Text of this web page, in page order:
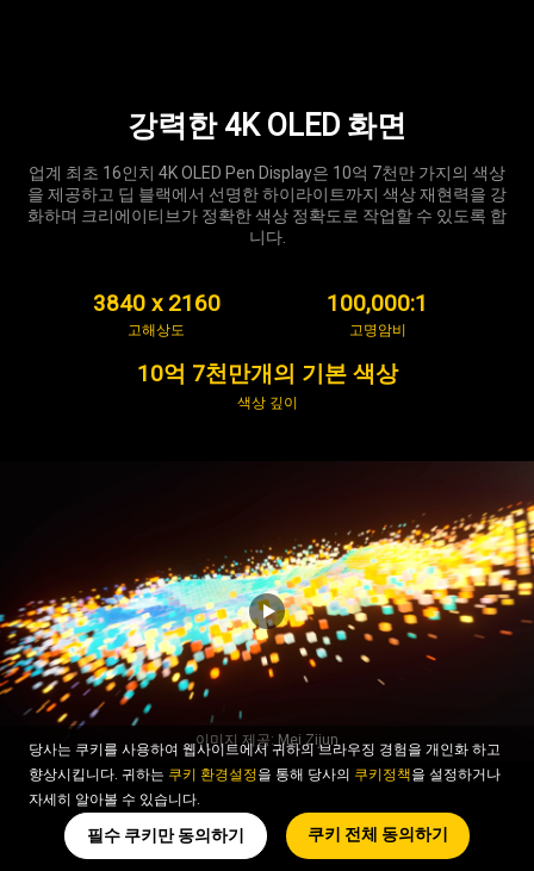
강력한 4K OLED 화면
업계 최초 16인치 4K OLED Pen Display은 10억 7천만 가지의 색상
을 제공하고 딥 블랙에서 선명한 하이라이트까지 색상 재현력을 강
화하며 크리에이티브가 정확한 색상 정확도로 작업할 수 있도록 합
니다.
3840 x 2160
고해상도
100,000:1
고명암비
10억 7천만개의 기본 색상
색상 깊이
이미지 제공: Mei Zijun
당사는 쿠키를 사용하여 웹사이트에서 귀하의 브라우징 경험을 개인화 하고
향상시킵니다. 귀하는 쿠키 환경설정을 통해 당사의 쿠키정책을 설정하거나
자세히 알아볼 수 있습니다.
필수 쿠키만 동의하기 쿠키 전체 동의하기